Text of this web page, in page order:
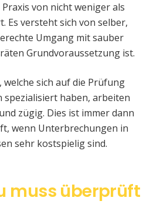
von nicht weniger als
Es versteht sich von selber,
Umgang mit sauber
Grundvoraussetzung ist.
sich auf die Prüfung
spezialisiert haben, arbeiten
zügig. Dies ist immer dann
wenn Unterbrechungen in
sehr kostspielig sind.
muss überprüft